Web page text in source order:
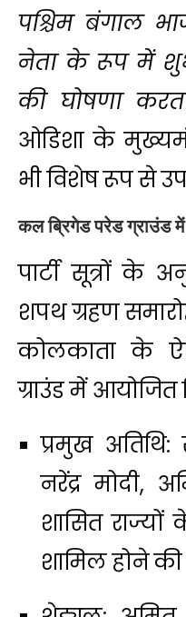
पश्चिम बंगाल
नेता के रूप में
की घोषणा
ओडिशा के
भी विशेष रूप से
कल ब्रिगेड परेड ग्राउंड
पार्टी सूत्रों के
शपथ ग्रहण
कोलकाता के
ग्राउंड में आयोजित
प्रमुख अतिथि:
नरेंद्र मोदी,
शासित
शामिल होने की